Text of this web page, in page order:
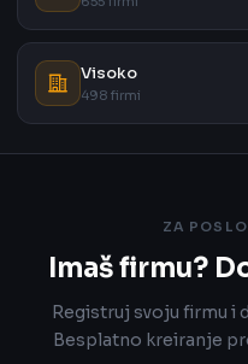
Visoko
498 firmi
ZA
Imaš firmu?
Registruj svoju firmu i
Besplatno kreiranje